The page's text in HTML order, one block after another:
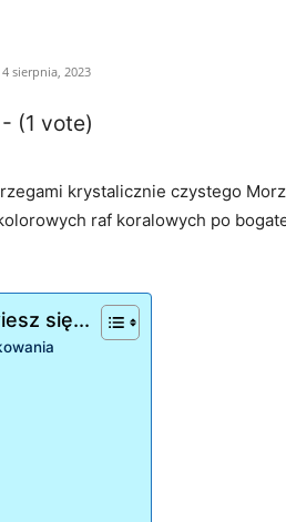
4 sierpnia, 2023
(1 vote)
krystalicznie czystego
raf koralowych po
się...